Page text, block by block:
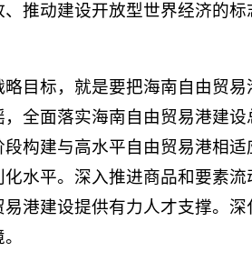
推动建设开放型世界经济的
目标，就是要把海南自由贸
全面落实海南自由贸易港建
构建与高水平自由贸易港相
水平。深入推进商品和要素
港建设提供有力人才支撑。深